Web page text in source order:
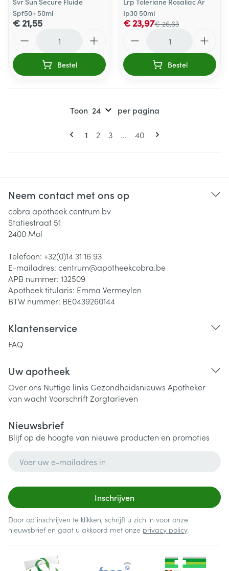
Spf50+ 50ml
€ 21,55
Bestel
Ip30 50ml
€ 26,63
€ 23,97
Bestel
Pagina's
U lees momenteel pagina
1 Pagina
2 Pagina
3 ... Pagina
40
Toon per pagina
Neem contact met ons op
cobra apotheek centrum bv
Statiestraat 51
2400 Mol
Telefoon: +32(0)14 31 16 93
E-mailadres: centrum@apotheekcobra.be
APB nummer: 132509
Apotheek titularis: Emma Vermeylen
BTW nummer: BE0439260144
Klantenservice
FAQ
Uw apotheek
Over ons Nuttige links Gezondheidsnieuws Apotheker
van wachtVoorschriftZorgtarieven
Nieuwsbrief
Blijf op de hoogte van nieuwe producten en promoties
Inschrijven
Door op inschrijven te klikken, schrijft u zich in voor onze
nieuwsbrief en gaat u akkoord met onze privacy policy.